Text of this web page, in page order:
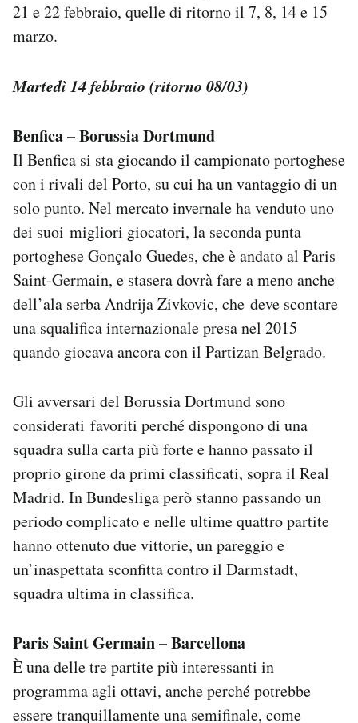
21 e 22 febbraio, quelle di ritorno il 7, 8, 14 e 15
marzo.
Martedì 14 febbraio (ritorno 08/03)
Benfica – Borussia Dortmund
Il Benfica si sta giocando il campionato portoghese
con i rivali del Porto, su cui ha un vantaggio di un
solo punto. Nel mercato invernale ha venduto uno
dei suoi migliori giocatori, la seconda punta
portoghese Gonçalo Guedes, che è andato al Paris
Saint-Germain, e stasera dovrà fare a meno anche
dell’ala serba Andrija Zivkovic, che deve scontare
una squalifica internazionale presa nel 2015
quando giocava ancora con il Partizan Belgrado.
Gli avversari del Borussia Dortmund sono
considerati favoriti perché dispongono di una
squadra sulla carta più forte e hanno passato il
proprio girone da primi classificati, sopra il Real
Madrid. In Bundesliga però stanno passando un
periodo complicato e nelle ultime quattro partite
hanno ottenuto due vittorie, un pareggio e
un’inaspettata sconfitta contro il Darmstadt,
squadra ultima in classifica.
Paris Saint Germain – Barcellona
È una delle tre partite più interessanti in
programma agli ottavi, anche perché potrebbe
essere tranquillamente una semifinale, come